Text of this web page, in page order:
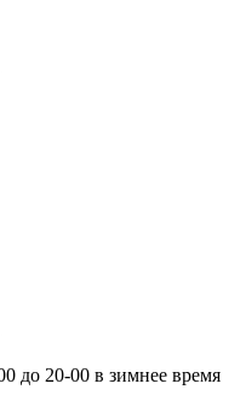
до 20-00 в зимнее время